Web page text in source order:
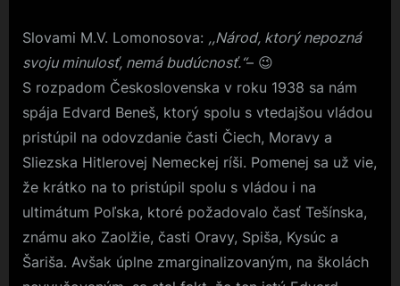
Slovami M.V. Lomonosova: ,,Národ, ktorý nepozná
svoju minulosť, nemá budúcnosť.“– 😉
S rozpadom Československa v roku 1938 sa nám
spája Edvard Beneš, ktorý spolu s vtedajšou vládou
pristúpil na odovzdanie časti Čiech, Moravy a
Sliezska Hitlerovej Nemeckej ríši. Pomenej sa už vie,
že krátko na to pristúpil spolu s vládou i na
ultimátum Poľska, ktoré požadovalo časť Tešínska,
známu ako Zaolžie, časti Oravy, Spiša, Kysúc a
Šariša. Avšak úplne zmarginalizovaným, na školách